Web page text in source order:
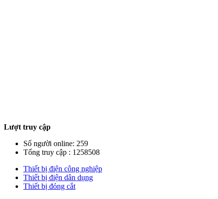
Lượt truy cập
Số người online: 259
Tổng truy cập : 1258508
Thiết bị điện công nghiệp
Thiết bị điện dân dụng
Thiết bị đóng cắt